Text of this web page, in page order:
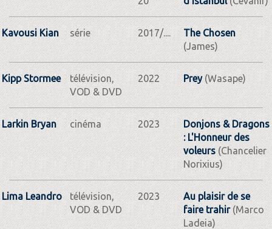
Kavousi Kian série 2017/....
The Chosen
(James)
Kipp Stormee
télévision,
VOD & DVD
2022 Prey(Wasape)
Larkin Bryan cinéma 2023
Donjons & Dragons
: L'Honneur des
voleurs(Chancelier
Norixius)
Lima Leandro
télévision,
VOD & DVD
2023
Au plaisir de se
faire trahir(Marco
Ladeia)